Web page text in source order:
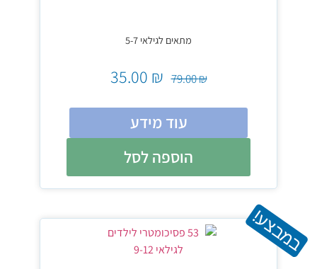
מתאים לגילאי 5-7
₪
79.00
₪
עוד מידע
הוספה לסל
במבצע!